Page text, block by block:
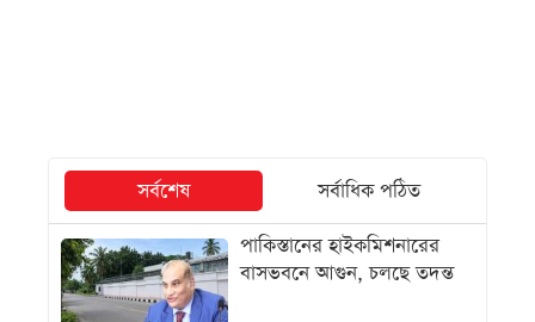
সর্বশেষ
সর্বাধিক পঠিত
পাকিস্তানের হাইকমিশনারের
বাসভবনে আগুন, চলছে তদন্ত